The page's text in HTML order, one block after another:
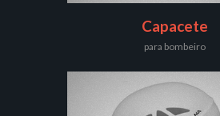
Capacete
para bombeiro